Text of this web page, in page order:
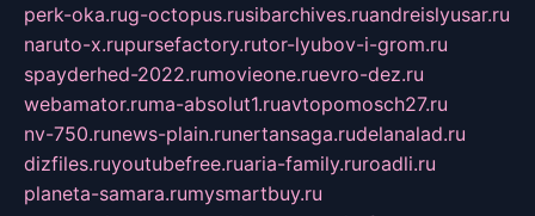
perk-oka.rug-octopus.rusibarchives.ruandreislyusar.ru
naruto-x.rupursefactory.rutor-lyubov-i-grom.ru
spayderhed-2022.rumovieone.ruevro-dez.ru
webamator.ruma-absolut1.ruavtopomosch27.ru
nv-750.runews-plain.runertansaga.rudelanalad.ru
dizfiles.ruyoutubefree.ruaria-family.ruroadli.ru
planeta-samara.rumysmartbuy.ru